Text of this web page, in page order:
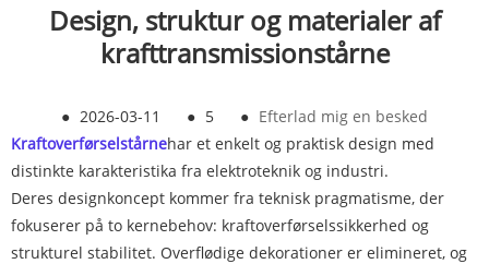
Design, struktur og materialer af
krafttransmissionstårne
● 2026-03-11 ● 5 ● Efterlad mig en besked
Kraftoverførselstårnehar et enkelt og praktisk design med
distinkte karakteristika fra elektroteknik og industri.
Deres designkoncept kommer fra teknisk pragmatisme, der
fokuserer på to kernebehov: kraftoverførselssikkerhed og
strukturel stabilitet. Overflødige dekorationer er elimineret, og